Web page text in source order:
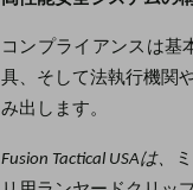
コンプライアンスは基
具、そして法執行機関
み出します。
Fusion Tactical USAは、